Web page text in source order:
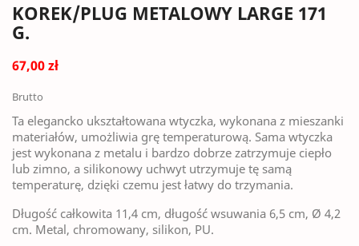
KOREK/PLUG METALOWY LARGE 171
G.
67,00 zł
Brutto
Ta elegancko ukształtowana wtyczka, wykonana z mieszanki
materiałów, umożliwia grę temperaturową. Sama wtyczka
jest wykonana z metalu i bardzo dobrze zatrzymuje ciepło
lub zimno, a silikonowy uchwyt utrzymuje tę samą
temperaturę, dzięki czemu jest łatwy do trzymania.
Długość całkowita 11,4 cm, długość wsuwania 6,5 ​​cm, Ø 4,2
cm. Metal, chromowany, silikon, PU.